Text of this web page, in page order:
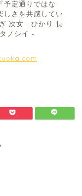
予定通りではな
しさを共感してい
次女 : ひかり 長
ノシイ -